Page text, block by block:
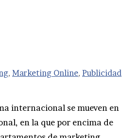
, Marketing Online, Publicidad
internacional se mueven en
en la que por encima de